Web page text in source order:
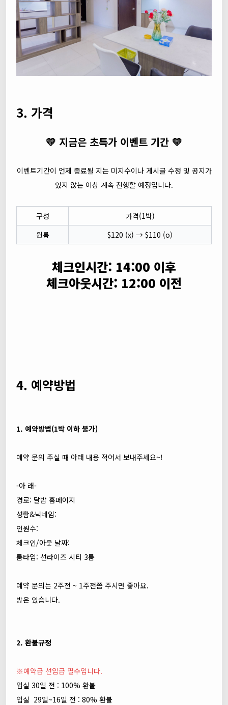
3. 가격
💛 지금은 초특가 이벤트 기간 💛
이벤트기간이 언제 종료될 지는 미지수이나 게시글 수정 및 공지가
있지 않는 이상 계속 진행할 예정입니다.
구성
가격(1박)
원룸
$120 (x) → $110 (o)
체크인시간: 14:00 이후
체크아웃시간: 12:00 이전
4. 예약방법
1. 예약방법(1박 이하 불가)
예약 문의 주실 때 아래 내용 적어서 보내주세요~!
-아 래-
경로: 달밤 홈페이지
성함&닉네임:
인원수:
체크인/아웃 날짜:
룸타입: 선라이즈 시티 3룸
예약 문의는 2주전 ~ 1주전쯤 주시면 좋아요.
방은 있습니다.
2. 환불규정
※예약금 선입금 필수입니다.
입실 30일 전 : 100% 환불
입실 29일~16일 전 : 80% 환불